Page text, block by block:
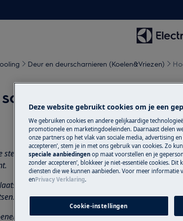
Deur en deurscharnieren (Koelen&Vriezen)
stekker uit het stopcontactvoordat je met
van apparaten, voor zware apparaten zijn twee
en gesloten schoeisel.
Deze website gebruikt cookies om je een
We gebruiken cookies en andere gelijkaardige
promotionele en marketingdoeleinden. Daarnaast delen
onze partners op het vlak van sociale media, advertising
accepteren’, stem je in met ons gebruik van cookies. Zo
speciale aanbiedingen op maat voorstellen en je
zonder accepteren’, blokkeer je niet-essentiële cookies.
diensten die we kunnen aanbieden. Voor meer informatie
enPrivacy Verklaring.
Cookie-instellingen